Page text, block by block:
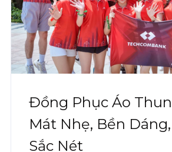
Đồng Phục Áo
Mát Nhẹ, Bền
Sắc Nét